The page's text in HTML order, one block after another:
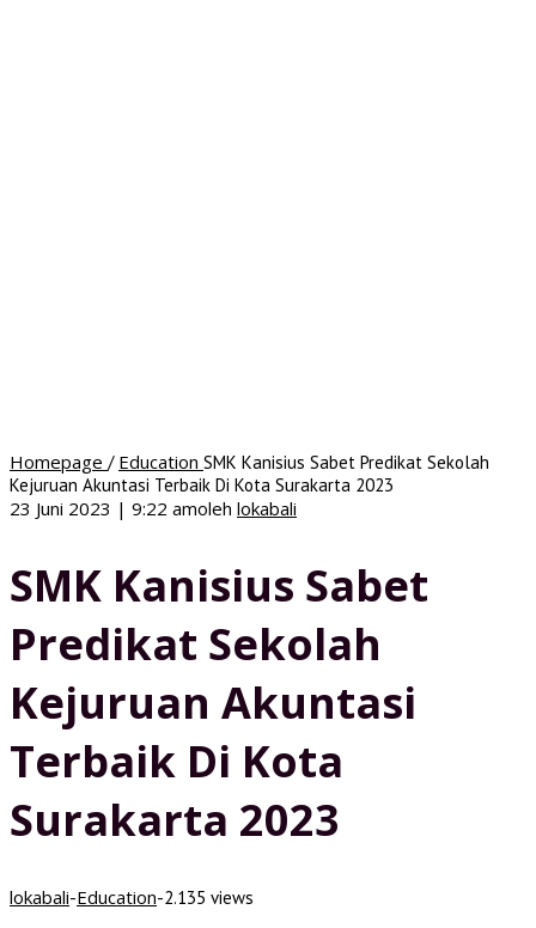
Homepage / Education SMK Kanisius Sabet Predikat Sekolah
Kejuruan Akuntasi Terbaik Di Kota Surakarta 2023
23 Juni 2023 | 9:22 amoleh lokabali
SMK Kanisius Sabet
Predikat Sekolah
Kejuruan Akuntasi
Terbaik Di Kota
Surakarta 2023
lokabali-Education-2.135 views